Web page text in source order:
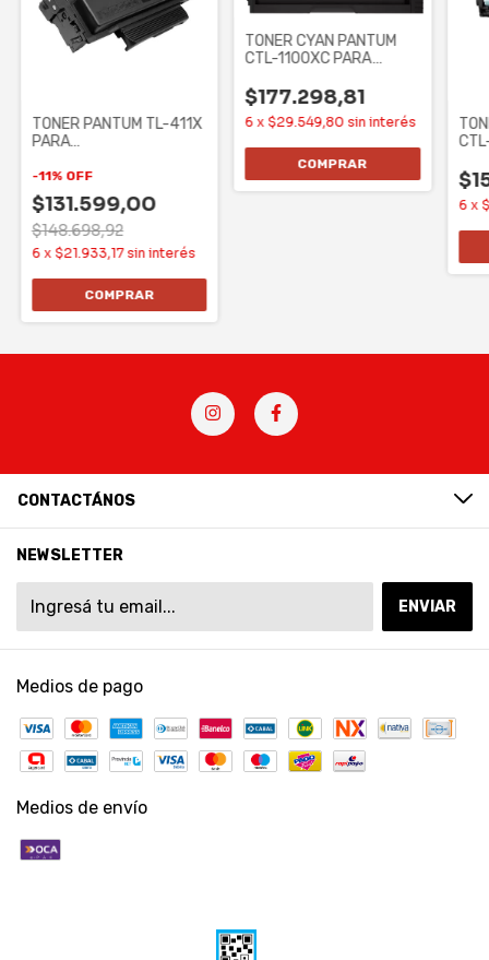
TONER PANTUM TL-411X
PARA
P3010/M7100/M6700/P3302DW/P3302DW
-11% OFF
$131.599,00
$148.698,92
6 x $21.933,17 sin interés
TONER CYAN PANTUM
CTL-1100XC PARA
$177.298,81
6 x $29.549,80 sin interés
6 x
CONTACTÁNOS
NEWSLETTER
Medios de pago
Medios de envío